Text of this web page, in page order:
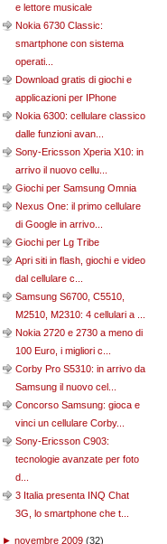
e lettore musicale
Nokia 6730 Classic:
smartphone con sistema
operati...
Download gratis di giochi e
applicazioni per IPhone
Nokia 6300: cellulare classico
dalle funzioni avan...
Sony-Ericsson Xperia X10: in
arrivo il nuovo cellu...
Giochi per Samsung Omnia
Nexus One: il primo cellulare
di Google in arrivo...
Giochi per Lg Tribe
Apri siti in flash, giochi e video
dal cellulare c...
Samsung S6700, C5510,
M2510, M2310: 4 cellulari a ...
Nokia 2720 e 2730 a meno di
100 Euro, i migliori c...
Corby Pro S5310: in arrivo da
Samsung il nuovo cel...
Concorso Samsung: gioca e
vinci un cellulare Corby...
Sony-Ericsson C903:
tecnologie avanzate per foto
d...
3 Italia presenta INQ Chat
3G, lo smartphone che t...
► novembre 2009 (32)